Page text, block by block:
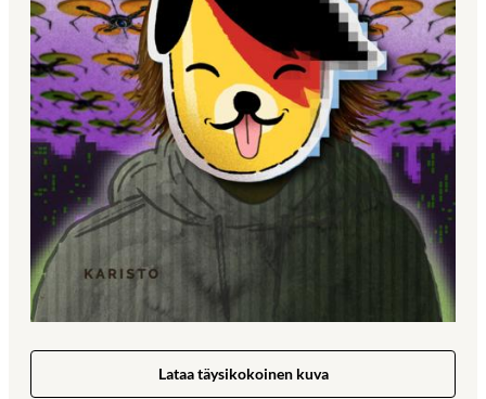
Lataa täysikokoinen kuva